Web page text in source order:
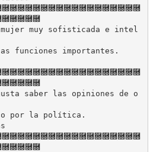
muy sofisticada e intel
funciones importantes.
saber las opiniones de o
por la política.